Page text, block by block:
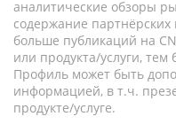
аналитические обзоры
содержание
больше публикаций на
или продукта/услуги,
Профиль может быть
информацией, в т.ч.
продукте/услуге.